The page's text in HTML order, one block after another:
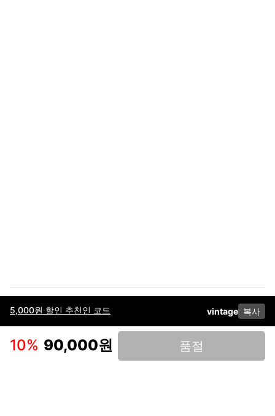
5,000원 할인 추천인 코드 vintage 복사
10% 90,000원 품절
이용약관고객센터판매개인정보 처리방침사업자 정보다운로드
인스타그램